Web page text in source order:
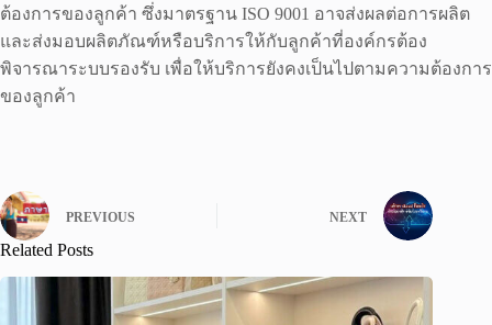
ต้องการของลูกค้า ซึ่งมาตรฐาน ISO 9001 อาจส่งผลต่อการผลิต
และส่งมอบผลิตภัณฑ์หรือบริการให้กับลูกค้าที่องค์กรต้อง
พิจารณาระบบรองรับ เพื่อให้บริการยังคงเป็นไปตามความต้องการ
ของลูกค้า
PREVIOUS NEXT
Related Posts